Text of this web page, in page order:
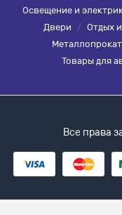
Освещение и
Двери
/ Отдых
Товары для
Все права